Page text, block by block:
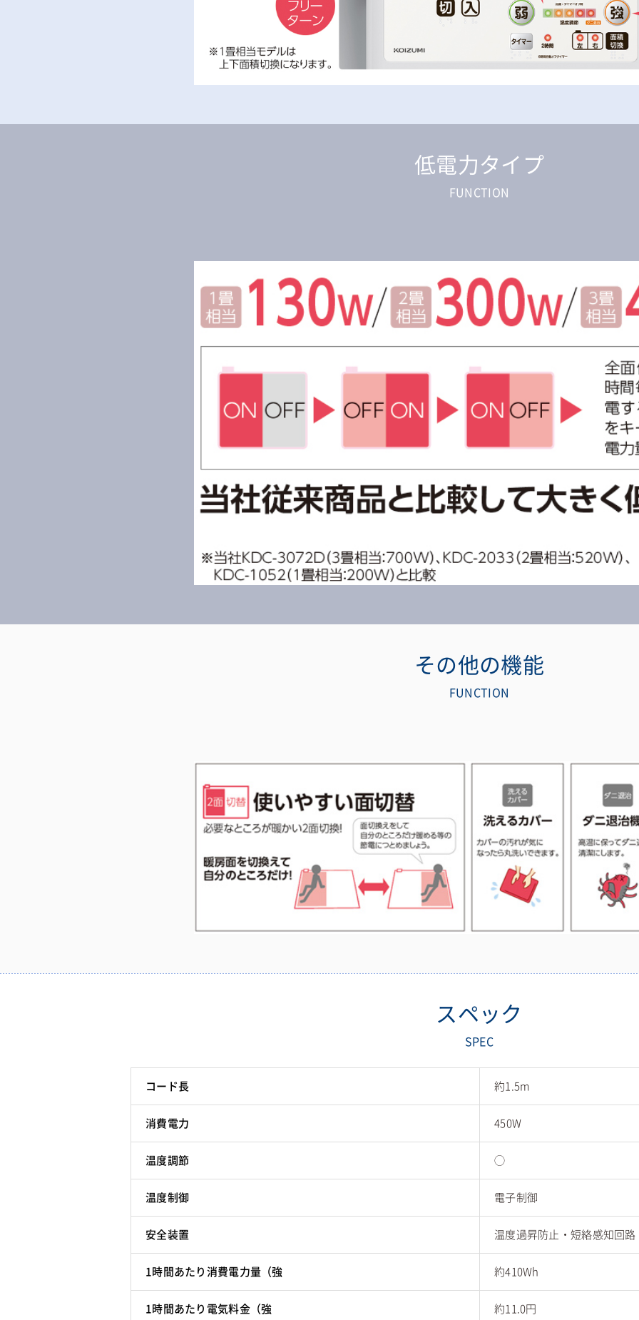
低電力タイプ
FUNCTION
その他の機能
FUNCTION
スペック
SPEC
コード長 約1.5m
消費電力 450W
温度調節 ◯
温度制御 電子制御
安全装置 温度過昇防止・短絡感知回路
1時間あたり消費電力量（強 約410Wh
1時間あたり電気料金（強 約11.0円